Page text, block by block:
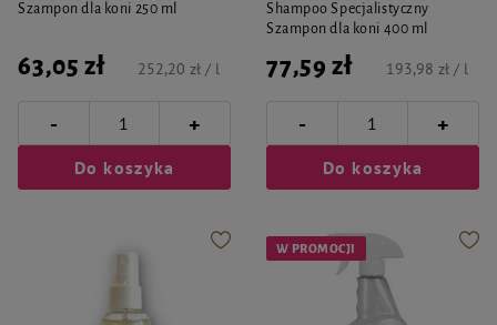
Szampon dla koni 250 ml
63,05 zł 252,20 zł / l
- +
Do koszyka
Shampoo Specjalistyczny
Szampon dla koni 400 ml
77,59 zł 193,98 zł / l
- +
Do koszyka
W PROMOCJI